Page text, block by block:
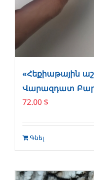
«Հեքիաթային
Վարազդատ
72.00 $
Գնել